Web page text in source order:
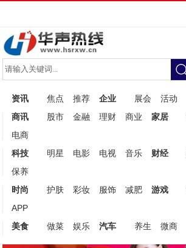
资讯 焦点 推荐 企业 展会
活动
商讯
股市 金融 理财 商业 家居
电商
科技
明星 电影 电视 音乐 财经
保养
时尚
护肤 彩妆 服饰 减肥 游戏
APP
美食
做菜 娱乐 汽车 养生 微商